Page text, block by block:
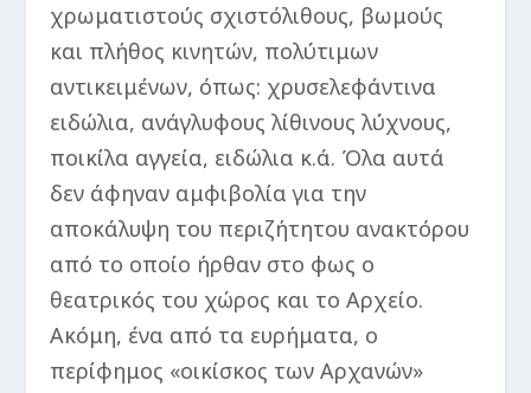
χρωματιστούς σχιστόλιθους, βωμούς
και πλήθος κινητών, πολύτιμων
αντικειμένων, όπως: χρυσελεφάντινα
ειδώλια, ανάγλυφους λίθινους λύχνους,
ποικίλα αγγεία, ειδώλια κ.ά. Όλα αυτά
δεν άφηναν αμφιβολία για την
αποκάλυψη του περιζήτητου ανακτόρου
από το οποίο ήρθαν στο φως ο
θεατρικός του χώρος και το Αρχείο.
Ακόμη, ένα από τα ευρήματα, ο
περίφημος «οικίσκος των Αρχανών»